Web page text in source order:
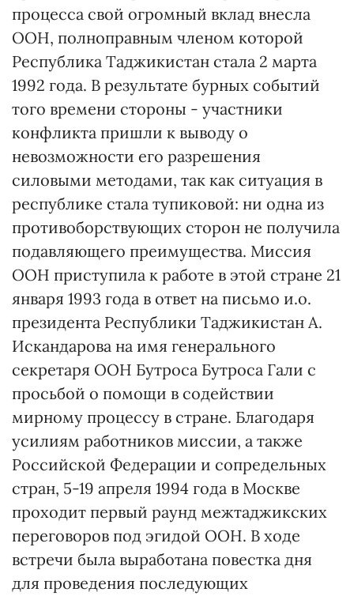
процесса свой огромный вклад внесла
ООН, полноправным членом которой
Республика Таджикистан стала 2 марта
1992 года. В результате бурных событий
того времени стороны - участники
конфликта пришли к выводу о
невозможности его разрешения
силовыми методами, так как ситуация в
республике стала тупиковой: ни одна из
противоборствующих сторон не получила
подавляющего преимущества. Миссия
ООН приступила к работе в этой стране 21
января 1993 года в ответ на письмо и.о.
президента Республики Таджикистан А.
Искандарова на имя генерального
секретаря ООН Бутроса Бутроса Гали с
просьбой о помощи в содействии
мирному процессу в стране. Благодаря
усилиям работников миссии, а также
Российской Федерации и сопредельных
стран, 5-19 апреля 1994 года в Москве
проходит первый раунд межтаджикских
переговоров под эгидой ООН. В ходе
встречи была выработана повестка дня
для проведения последующих